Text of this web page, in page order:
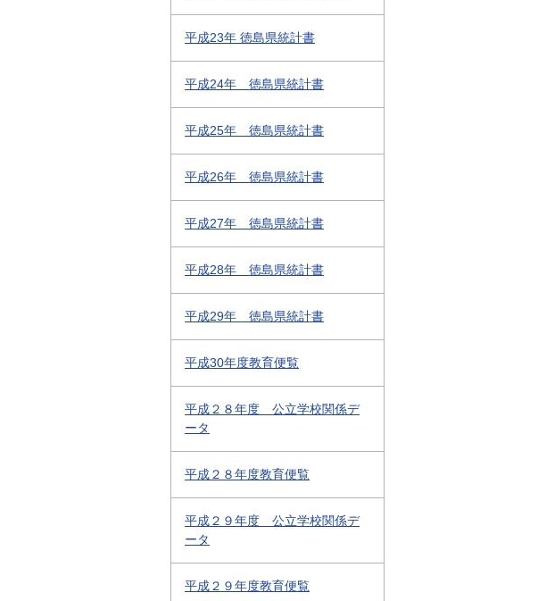
平成23年 徳島県統計書
平成24年 徳島県統計書
平成25年 徳島県統計書
平成26年 徳島県統計書
平成27年 徳島県統計書
平成28年 徳島県統計書
平成29年 徳島県統計書
平成30年度教育便覧
平成２８年度 公立学校関係デ
ータ
平成２８年度教育便覧
平成２９年度 公立学校関係デ
ータ
平成２９年度教育便覧